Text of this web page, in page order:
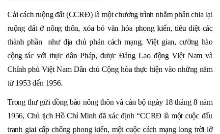
Cải cách ruộng đất (CCRĐ) là một chương trình nhằm phân chia lại
ruộng đất ở nông thôn, xóa bỏ văn hóa phong kiến, tiêu diệt các
thành phần như địa chủ phản cách mạng, Việt gian, cường hào
cộng tác với thực dân Pháp, được Đảng Lao động Việt Nam và
Chính phủ Việt Nam Dân chủ Cộng hòa thực hiện vào những năm
từ 1953 đến 1956.
Trong thư gửi đồng bào nông thôn và cán bộ ngày 18 tháng 8 năm
1956, Chủ tịch Hồ Chí Minh đã xác định “CCRĐ là một cuộc đấu
tranh giai cấp chống phong kiến, một cuộc cách mạng long trời lở